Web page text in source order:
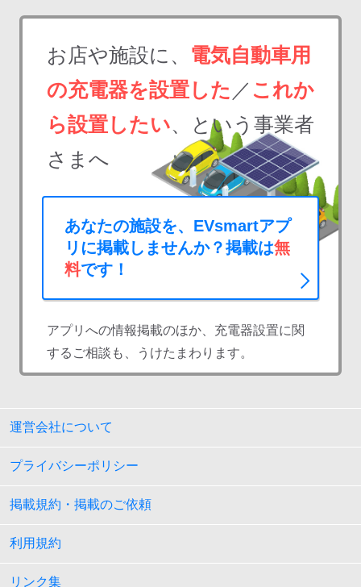
お店や施設に、 電気自動車用
の充電器を設置した ／ これか
ら設置したい、という事業者
さまへ
あなたの施設を、EVsmartアプ
リに掲載しませんか？掲載は無
料です！
アプリへの情報掲載のほか、充電器設置に関
するご相談も、うけたまわります。
運営会社について
プライバシーポリシー
掲載規約・掲載のご依頼
利用規約
リンク集